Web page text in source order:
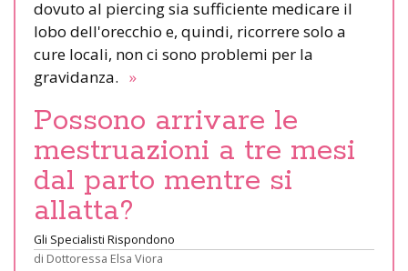
dovuto al piercing sia sufficiente medicare il
lobo dell'orecchio e, quindi, ricorrere solo a
cure locali, non ci sono problemi per la
gravidanza. »
Possono arrivare le
mestruazioni a tre mesi
dal parto mentre si
allatta?
Gli Specialisti Rispondono
di Dottoressa Elsa Viora